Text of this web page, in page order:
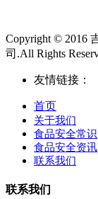
Copyright © 2016
司.All Rights
友情链接：
首页
关于我们
食品安全常识
食品安全资讯
联系我们
联系我们